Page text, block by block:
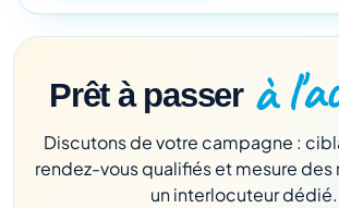
Prêt à passer à
Discutons de votre campagne :
rendez-vous qualifiés et mesure des
un interlocuteur dédié.